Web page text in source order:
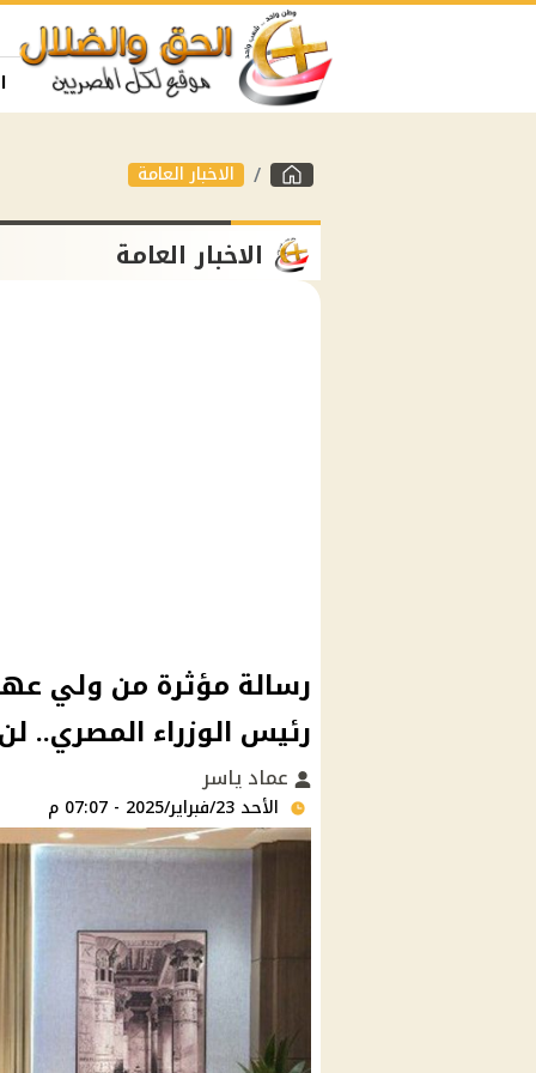
الاخبار العامة
الاخبار العامة
رسالة مؤثرة من ولي
رئيس الوزراء المصري..
عماد ياسر
الأحد 23/فبراير/2025 - 07:07 م